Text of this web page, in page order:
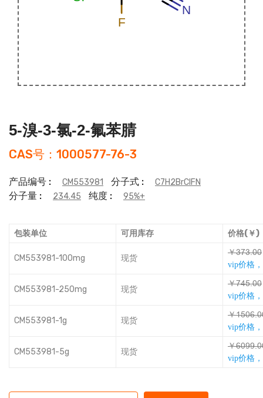
5-溴-3-氯-2-氟苯腈
CAS号：1000577-76-3
产品编号 : CM553981 分子式 : C7H2BrClFN
分子量 : 234.45 纯度 : 95%+
包装单位 可用库存 价格(￥)
CM553981-100mg 现货
￥ţǟţƩǭǭ
vip价格
CM553981-250mg 现货
￥ǟřŽƩǭǭ
vip价格
CM553981-1g 现货
￥
vip价格
CM553981-5g 现货
￥
vip价格